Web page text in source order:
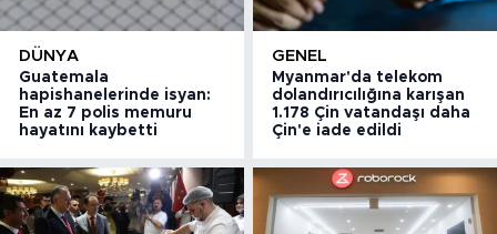
DÜNYA
Guatemala
hapishanelerinde isyan:
En az 7 polis memuru
hayatını kaybetti
GENEL
Myanmar'da telekom
dolandırıcılığına karışan
1.178 Çin vatandaşı daha
Çin'e iade edildi